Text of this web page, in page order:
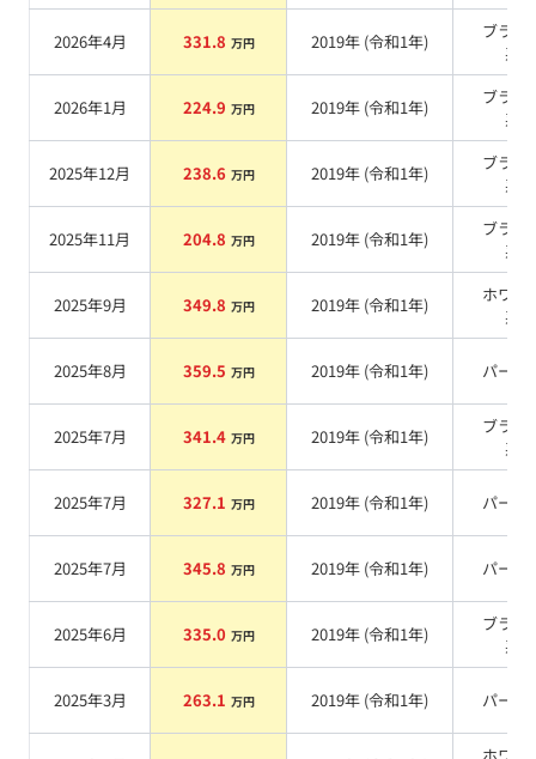
2026年4月 331.8 万円 2019年 (令和1年)
ブラッ
系
2026年1月 224.9 万円 2019年 (令和1年)
ブラッ
系
2025年12月 238.6 万円 2019年 (令和1年)
ブラッ
系
2025年11月 204.8 万円 2019年 (令和1年)
ブラッ
系
2025年9月 349.8 万円 2019年 (令和1年)
ホワイ
系
2025年8月 359.5 万円 2019年 (令和1年) パール
2025年7月 341.4 万円 2019年 (令和1年)
ブラッ
系
2025年7月 327.1 万円 2019年 (令和1年) パール
2025年7月 345.8 万円 2019年 (令和1年) パール
2025年6月 335.0 万円 2019年 (令和1年)
ブラッ
系
2025年3月 263.1 万円 2019年 (令和1年) パール